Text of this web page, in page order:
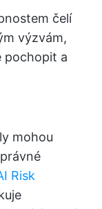
čelí
výzvám,
pochopit a
mohou
Risk